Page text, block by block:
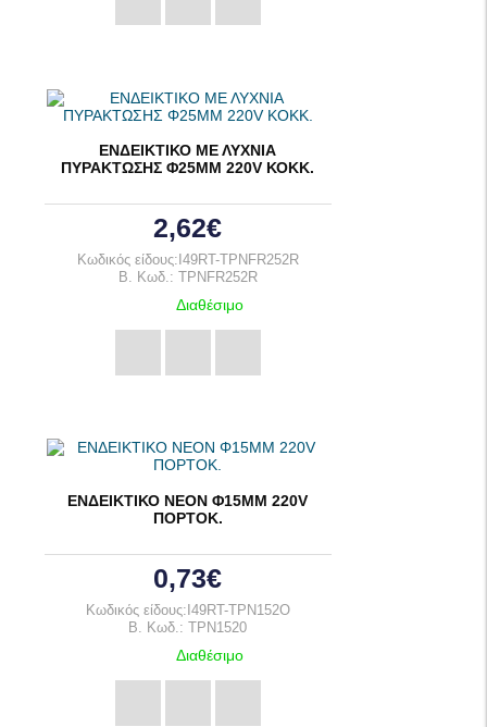
ΕΝΔΕΙΚΤΙΚΟ ΜΕ ΛΥΧΝΙΑ
ΠΥΡΑΚΤΩΣΗΣ Φ25ΜΜ 220V ΚΟΚΚ.
2,62€
Κωδικός είδους:I49RT-TPNFR252R
B. Κωδ.: TPNFR252R
Διαθέσιμο
ΕΝΔΕΙΚΤΙΚΟ ΝΕΟΝ Φ15ΜΜ 220V
ΠΟΡΤΟΚ.
0,73€
Κωδικός είδους:I49RT-TPN152O
B. Κωδ.: TPN1520
Διαθέσιμο